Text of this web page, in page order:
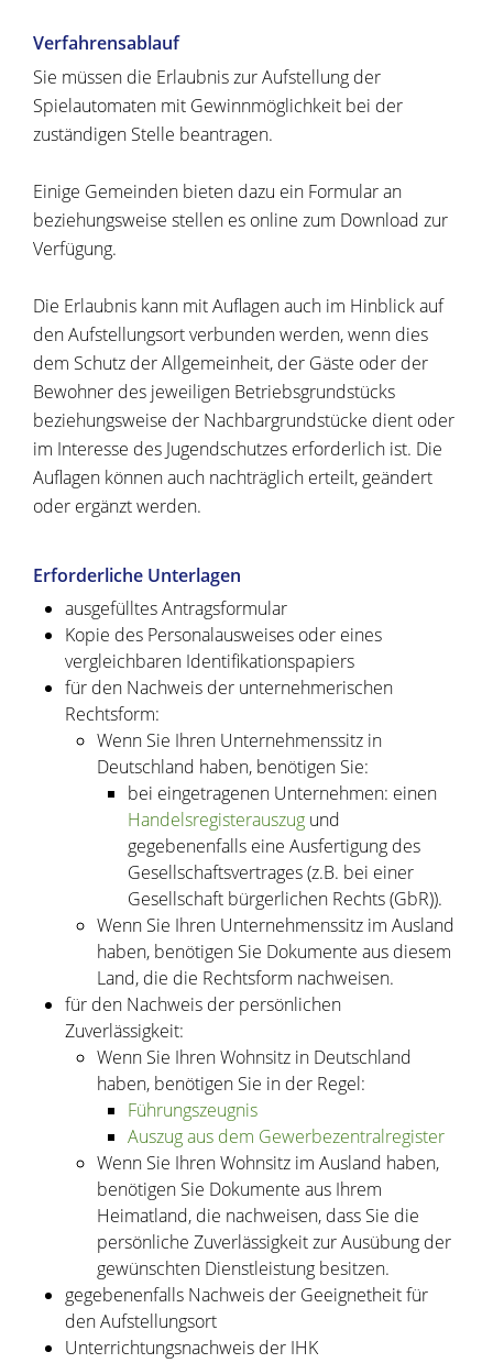
Verfahrensablauf
Sie müssen die Erlaubnis zur Aufstellung der
Spielautomaten mit Gewinnmöglichkeit bei der
zuständigen Stelle beantragen.
Einige Gemeinden bieten dazu ein Formular an
beziehungsweise stellen es online zum Download zur
Verfügung.
Die Erlaubnis kann mit Auflagen auch im Hinblick auf
den Aufstellungsort verbunden werden, wenn dies
dem Schutz der Allgemeinheit, der Gäste oder der
Bewohner des jeweiligen Betriebsgrundstücks
beziehungsweise der Nachbargrundstücke dient oder
im Interesse des Jugendschutzes erforderlich ist. Die
Auflagen können auch nachträglich erteilt, geändert
oder ergänzt werden.
Erforderliche Unterlagen
ausgefülltes Antragsformular
Kopie des Personalausweises oder eines
vergleichbaren Identifikationspapiers
für den Nachweis der unternehmerischen
Rechtsform:
Wenn Sie Ihren Unternehmenssitz in
Deutschland haben, benötigen Sie:
bei eingetragenen Unternehmen: einen
Handelsregisterauszug und
gegebenenfalls eine Ausfertigung des
Gesellschaftsvertrages (z.B. bei einer
Gesellschaft bürgerlichen Rechts (GbR)).
Wenn Sie Ihren Unternehmenssitz im Ausland
haben, benötigen Sie Dokumente aus diesem
Land, die die Rechtsform nachweisen.
für den Nachweis der persönlichen
Zuverlässigkeit:
Wenn Sie Ihren Wohnsitz in Deutschland
haben, benötigen Sie in der Regel:
Führungszeugnis
Auszug aus dem Gewerbezentralregister
Wenn Sie Ihren Wohnsitz im Ausland haben,
benötigen Sie Dokumente aus Ihrem
Heimatland, die nachweisen, dass Sie die
persönliche Zuverlässigkeit zur Ausübung der
gewünschten Dienstleistung besitzen.
gegebenenfalls Nachweis der Geeignetheit für
den Aufstellungsort
Unterrichtungsnachweis der IHK